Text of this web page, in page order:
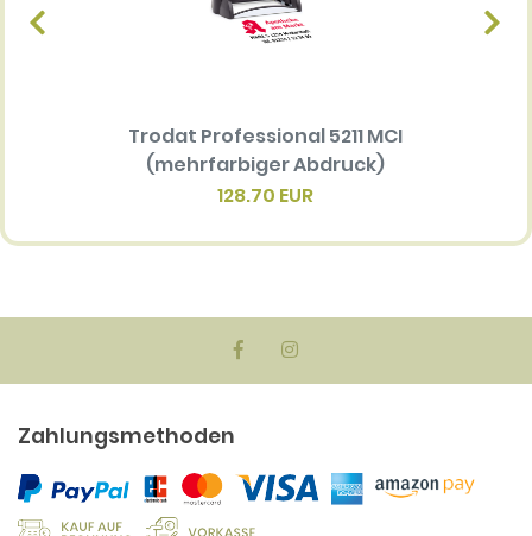
Trodat Professional 5211 MCI
(mehrfarbiger Abdruck)
128.70 EUR
Zahlungsmethoden